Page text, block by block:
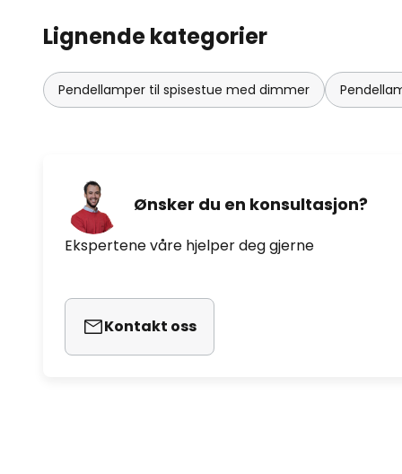
Lignende kategorier
Pendellamper til spisestue med dimmer
Ønsker du en konsultasjon?
Ekspertene våre hjelper deg gjerne
Kontakt oss